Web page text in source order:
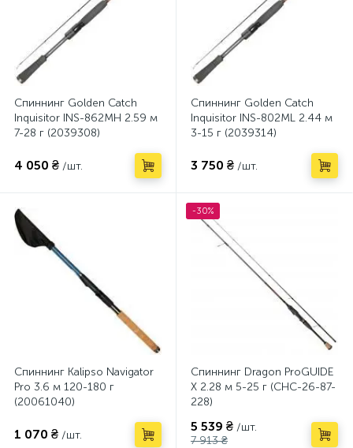
Спиннинг Golden Catch
Inquisitor INS-862MH 2.59 м
7-28 г (2039308)
4 050 ₴ /шт.
Спиннинг Golden Catch
Inquisitor INS-802ML 2.44 м
3-15 г (2039314)
3 750 ₴ /шт.
Спиннинг Kalipso Navigator
Pro 3.6 м 120-180 г
(20061040)
1 070 ₴ /шт.
-30%
Спиннинг Dragon ProGUIDE
X 2.28 м 5-25 г (CHC-26-87-
228)
5 539 ₴ /шт.
7 913 ₴